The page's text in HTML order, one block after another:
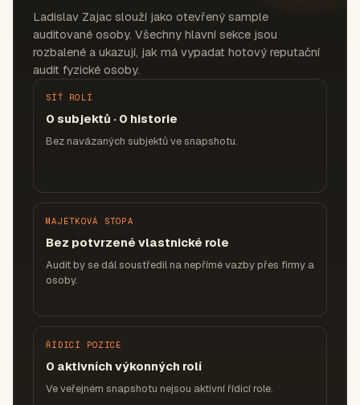
Ladislav Zajac slouží jako otevřený sample
auditované osoby. Všechny hlavní sekce jsou
rozbalené a ukazují, jak má vypadat hotový reputační
audit fyzické osoby.
SÍŤ ROLÍ
0 subjektů · 0 historie
Bez navázaných subjektů ve snapshotu.
MAJETKOVÁ STOPA
Bez potvrzené vlastnické role
Audit by se dál soustředil na nepřímé vazby přes firmy a
osoby.
ŘÍDICÍ POZICE
0 aktivních výkonných rolí
Ve veřejném snapshotu nejsou aktivní řídicí role.